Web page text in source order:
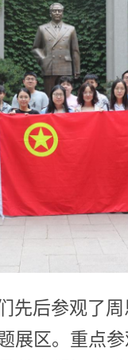
先后参观了
展区。重点